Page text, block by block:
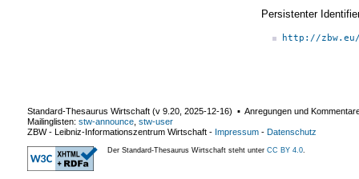
Persistenter
http://
Standard-Thesaurus Wirtschaft (v 9.20 2025-12-16) ▪ Anregungen und
Mailinglisten: stw-announce stw-user
ZBW - Leibniz-Informationszentrum Wirtschaft - Impressum - Datenschutz
Der Standard-Thesaurus Wirtschaft steht unter CC BY 4.0